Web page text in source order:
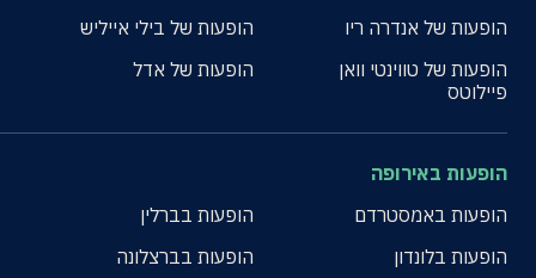
הופעות של אנדרה ריו
הופעות של בילי אייליש
הופעות של טווינטי וואן
פיילוטס
הופעות של אדל
הופעות באירופה
הופעות באמסטרדם
הופעות בברלין
הופעות בלונדון
הופעות בברצלונה